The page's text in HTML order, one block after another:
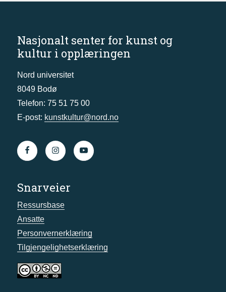
Nasjonalt senter for kunst og
kultur i opplæringen
Nord universitet
8049 Bodø
Telefon: 75 51 75 00
E-post: kunstkultur@nord.no
Snarveier
Ressursbase
Ansatte
Personvernerklæring
Tilgjengelighetserklæring